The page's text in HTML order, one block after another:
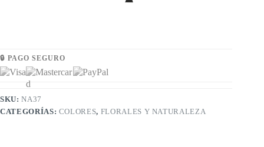
🔒 PAGO SEGURO
SKU:NA37
CATEGORÍAS: COLORES, FLORALES Y NATURALEZA